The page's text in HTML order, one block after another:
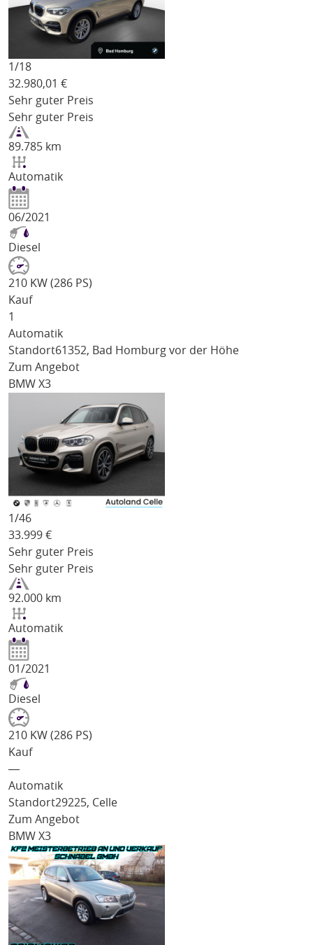
1/18
32.980,01 €
Sehr guter Preis
Sehr guter Preis
89.785 km
Automatik
06/2021
Diesel
210 KW (286 PS)
Kauf
1
Automatik
Standort61352, Bad Homburg vor der Höhe
Zum Angebot
BMW X3
1/46
33.999 €
Sehr guter Preis
Sehr guter Preis
92.000 km
Automatik
01/2021
Diesel
210 KW (286 PS)
Kauf
―
Automatik
Standort29225, Celle
Zum Angebot
BMW X3